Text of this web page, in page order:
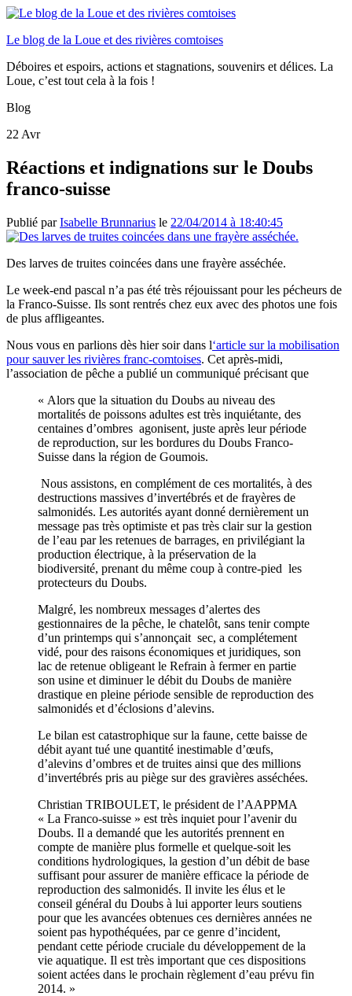
Le blog de la Loue et des rivières comtoises
Déboires et espoirs, actions et stagnations, souvenirs et délices. La
Loue, c’est tout cela à la fois !
Blog
22 Avr
Réactions et indignations sur le Doubs
franco-suisse
Publié parIsabelle Brunnarius le 22/04/2014 à 18:40:45
Des larves de truites coincées dans une frayère asséchée.
Le week-end pascal n’a pas été très réjouissant pour les pécheurs de
la Franco-Suisse. Ils sont rentrés chez eux avec des photos une fois
de plus affligeantes.
Nous vous en parlions dès hier soir dans l‘article sur la mobilisation
pour sauver les rivières franc-comtoises. Cet après-midi,
l’association de pêche a publié un communiqué précisant que
« Alors que la situation du Doubs au niveau des
mortalités de poissons adultes est très inquiétante, des
centaines d’ombres agonisent, juste après leur période
de reproduction, sur les bordures du Doubs Franco-
Suisse dans la région de Goumois.
Nous assistons, en complément de ces mortalités, à des
destructions massives d’invertébrés et de frayères de
salmonidés. Les autorités ayant donné dernièrement un
message pas très optimiste et pas très clair sur la gestion
de l’eau par les retenues de barrages, en privilégiant la
production électrique, à la préservation de la
biodiversité, prenant du même coup à contre-pied les
protecteurs du Doubs.
Malgré, les nombreux messages d’alertes des
gestionnaires de la pêche, le chatelôt, sans tenir compte
d’un printemps qui s’annonçait sec, a complétement
vidé, pour des raisons économiques et juridiques, son
lac de retenue obligeant le Refrain à fermer en partie
son usine et diminuer le débit du Doubs de manière
drastique en pleine période sensible de reproduction des
salmonidés et d’éclosions d’alevins.
Le bilan est catastrophique sur la faune, cette baisse de
débit ayant tué une quantité inestimable d’œufs,
d’alevins d’ombres et de truites ainsi que des millions
d’invertébrés pris au piège sur des gravières asséchées.
Christian TRIBOULET, le président de l’AAPPMA
« La Franco-suisse » est très inquiet pour l’avenir du
Doubs. Il a demandé que les autorités prennent en
compte de manière plus formelle et quelque-soit les
conditions hydrologiques, la gestion d’un débit de base
suffisant pour assurer de manière efficace la période de
reproduction des salmonidés. Il invite les élus et le
conseil général du Doubs à lui apporter leurs soutiens
pour que les avancées obtenues ces dernières années ne
soient pas hypothéquées, par ce genre d’incident,
pendant cette période cruciale du développement de la
vie aquatique. Il est très important que ces dispositions
soient actées dans le prochain règlement d’eau prévu fin
2014. »